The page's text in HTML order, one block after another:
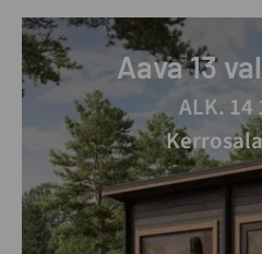
Aava 13
ALK. 14